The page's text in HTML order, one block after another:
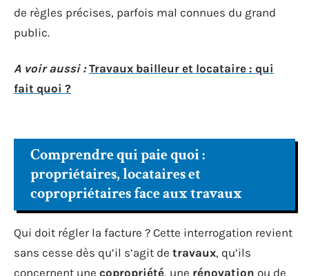
de règles précises, parfois mal connues du grand
public.
A voir aussi : Travaux bailleur et locataire : qui
fait quoi ?
Comprendre qui paie quoi :
propriétaires, locataires et
copropriétaires face aux travaux
Qui doit régler la facture ? Cette interrogation revient
sans cesse dès qu’il s’agit de travaux, qu’ils
concernent une copropriété, une rénovation ou de